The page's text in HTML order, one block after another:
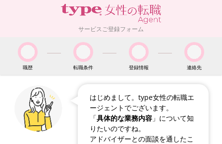
サービスご登録フォーム
職歴 転職条件 登録情報 連絡先
はじめまして。type女性の転職エ
ージェントでございます。
「具体的な業務内容」について知
りたいのですね。
アドバイザーとの面談を通したこ